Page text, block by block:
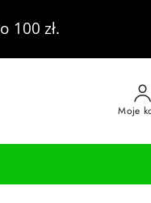
100 zł.
Moje